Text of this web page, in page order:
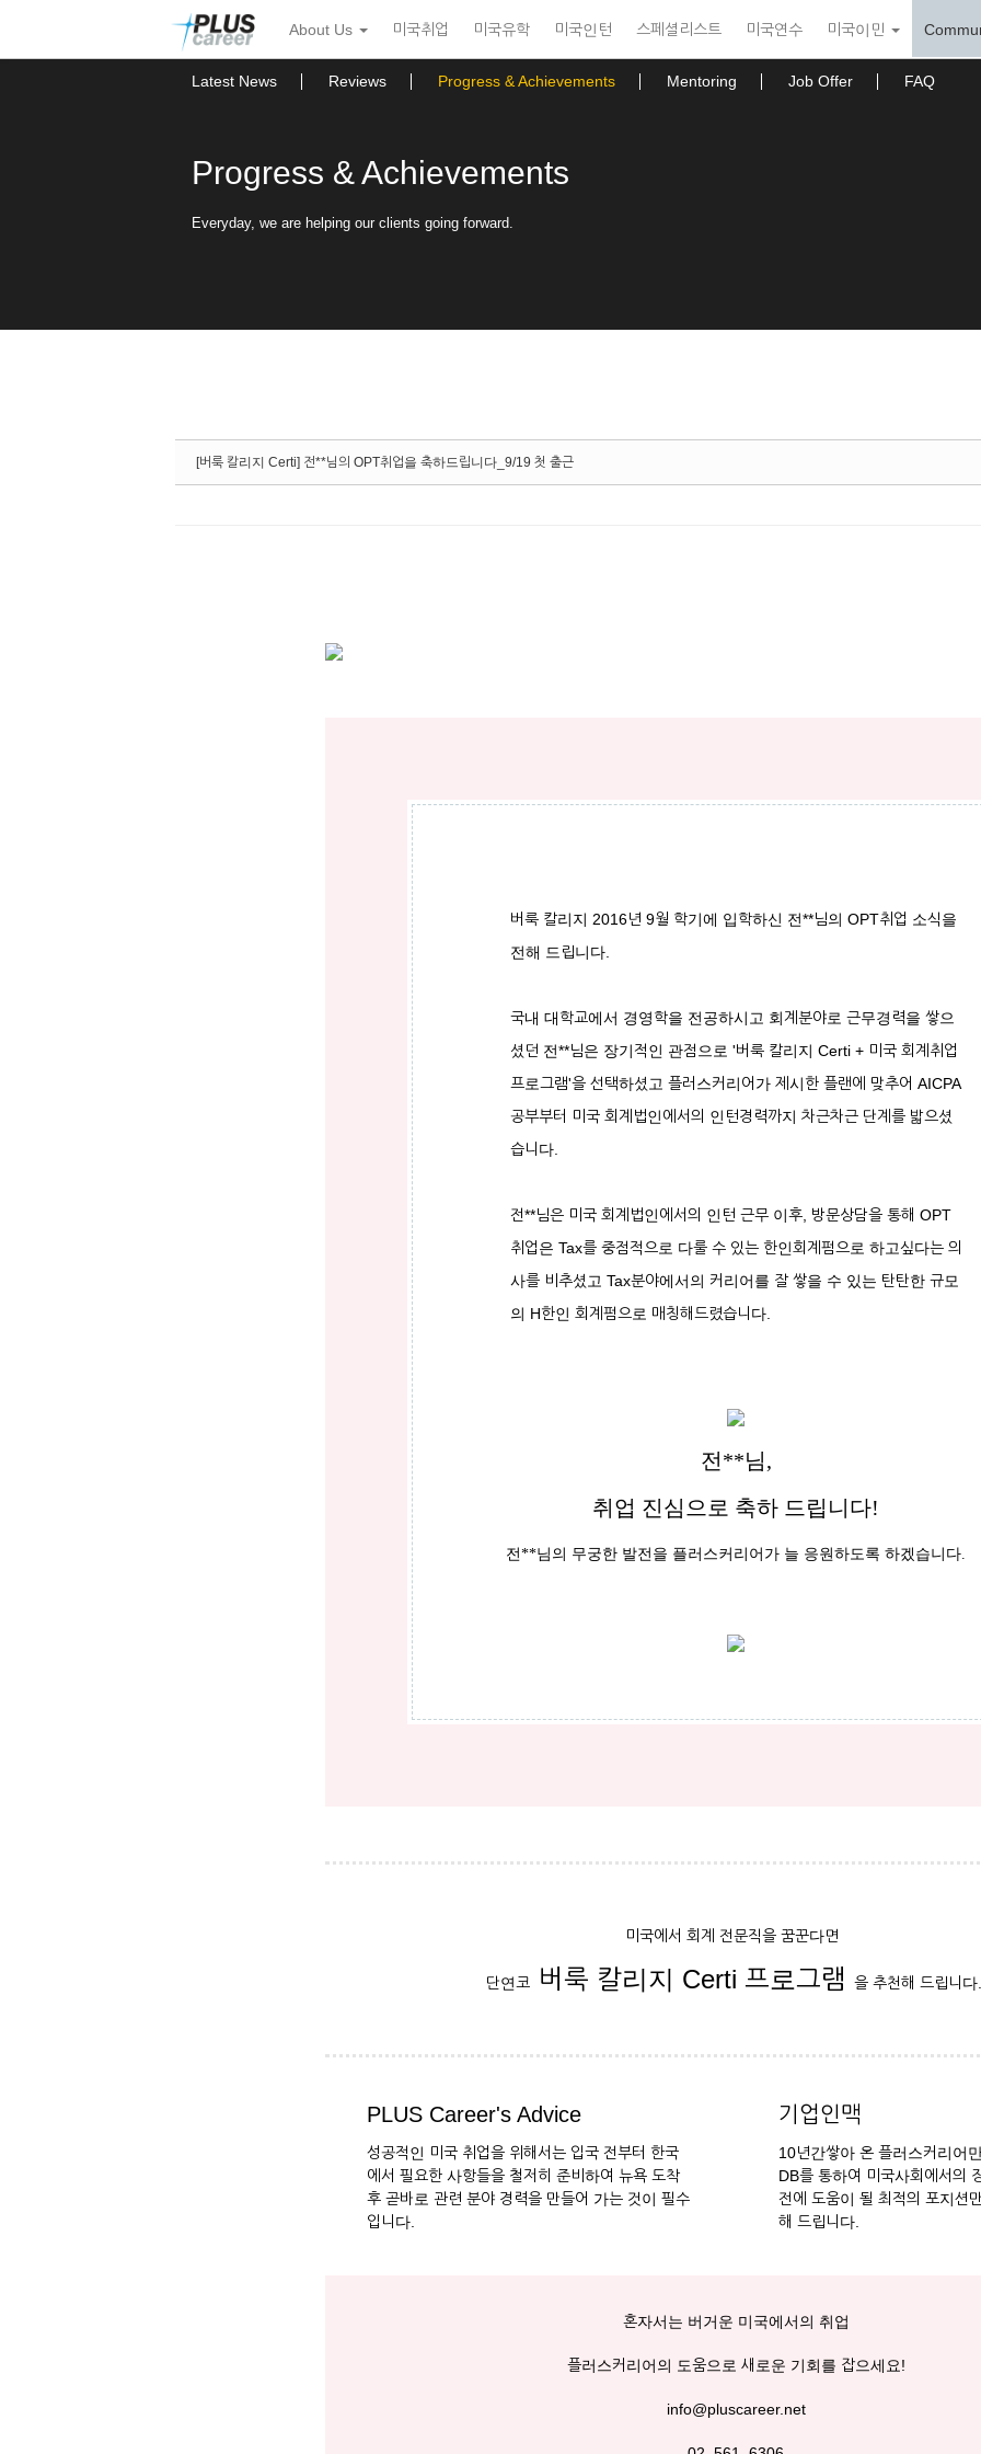
뉴
토
About Us 미국취업 미국유학 미국인턴 스페셜리스트 미국연수 미국이민
Latest News Reviews Progress & Achievements Mentoring Job Offer FAQ
Progress & Achievements
Everyday, we are helping our clients going forward.
[버룩 칼리지 Certi] 전**님의 OPT취업을 축하드립니다_9/19 첫 출근
버룩 칼리지 2016년 9월 학기에 입학하신 전**님의 OPT취업 소식을
전해 드립니다.
국내 대학교에서 경영학을 전공하시고 회계분야로 근무경력을 쌓으
셨던 전**님은 장기적인 관점으로 '버룩 칼리지 Certi + 미국 회계취업
프로그램'을 선택하셨고 플러스커리어가 제시한 플랜에 맞추어 AICPA
공부부터 미국 회계법인에서의 인턴경력까지 차근차근 단계를 밟으셨
습니다.
전**님은 미국 회계법인에서의 인턴 근무 이후, 방문상담을 통해 OPT
취업은 Tax를 중점적으로 다룰 수 있는 한인회계펌으로 하고싶다는 의
사를 비추셨고 Tax분야에서의 커리어를 잘 쌓을 수 있는 탄탄한 규모
의 H한인 회계펌으로 매칭해드렸습니다.
전**님,
취업 진심으로 축하 드립니다!
전**님의 무궁한 발전을 플러스커리어가 늘 응원하도록 하겠습니다.
미국에서 회계 전문직을 꿈꾼다면
단연코 버룩 칼리지 Certi 프로그램 을 추천해 드립니다.
PLUS Career's Advice
성공적인 미국 취업을 위해서는 입국 전부터 한국
에서 필요한 사항들을 철저히 준비하여 뉴욕 도착
후 곧바로 관련 분야 경력을 만들어 가는 것이 필수
입니다.
기업인맥
10년간쌓아 온 플러스커리어
DB를 통하여 미국사회에서의
전에 도움이 될 최적의 포지션
해 드립니다.
혼자서는 버거운 미국에서의 취업
플러스커리어의 도움으로 새로운 기회를 잡으세요!
info@pluscareer.net